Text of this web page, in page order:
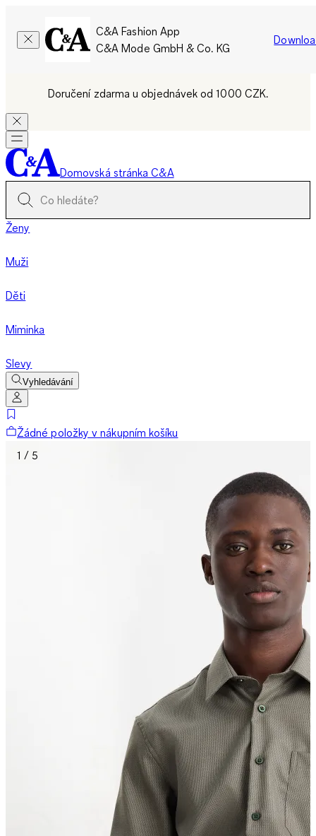
C&A Fashion App
C&A Mode GmbH & Co. KG
Doručení zdarma u objednávek od 1000 CZK.
Domovská stránka C&A
Ženy
Muži
Děti
Miminka
Slevy
Vyhledávání
Žádné položky v nákupním košíku
1 / 5